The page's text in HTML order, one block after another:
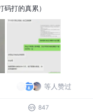
打的真累）
等人赞过
847